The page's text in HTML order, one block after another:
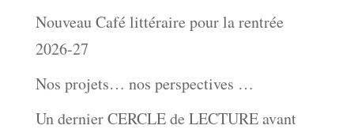
Nouveau Café littéraire pour la rentrée
2026-27
Nos projets… nos perspectives …
Un dernier CERCLE de LECTURE avant